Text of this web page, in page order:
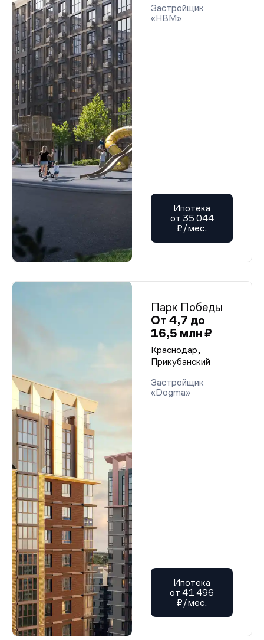
Застройщик
«НВМ»
Ипотека
от 35 044
₽/мес.
Парк Победы
От 4,7 до
16,5 млн ₽
Краснодар,
Прикубанский
Застройщик
«Dogma»
Ипотека
от 41 496
₽/мес.